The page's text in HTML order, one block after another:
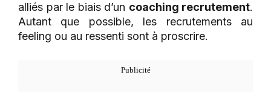
alliés par le biais d’un coaching recrutement.
Autant que possible, les recrutements au
feeling ou au ressenti sont à proscrire.